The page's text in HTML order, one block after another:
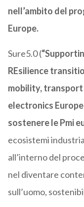
nell’ambito del
Europe.
Sure5.0 (
REsilience
mobility,
electronics
sostenere le Pmi
ecosistemi
all’interno del
nel diventare
sull’uomo,